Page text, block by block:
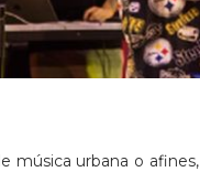
música urbana o